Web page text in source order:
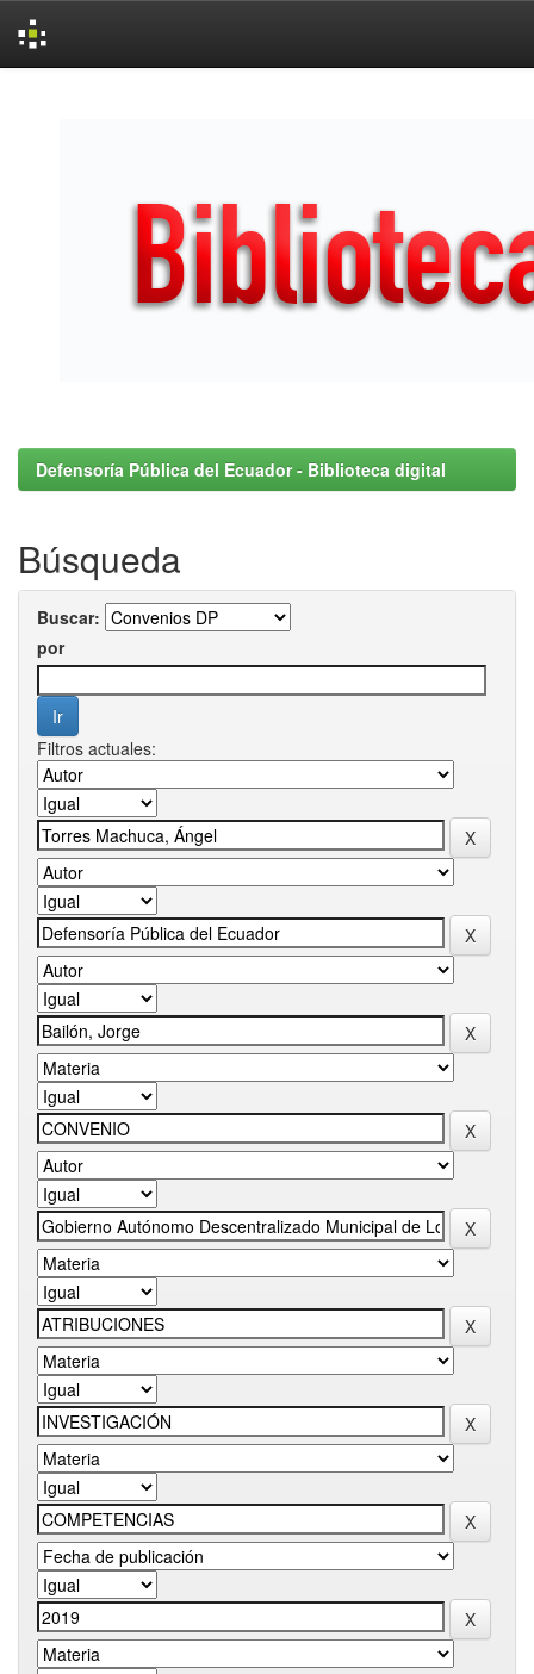
Defensoría Pública del Ecuador - Biblioteca digital
Búsqueda
Buscar:
por
Filtros actuales: